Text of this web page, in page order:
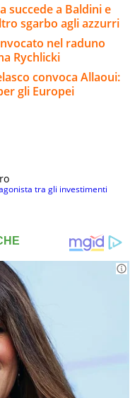
succede a Baldini e
sgarbo agli azzurri
nel raduno
Rychlicki
convoca Allaoui:
gli Europei
tra gli investimenti